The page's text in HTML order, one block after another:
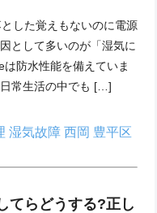
した覚えもないのに電源
として多いのが「湿気に
防水性能を備えていま
常生活の中でも […]
湿気故障 西岡 豊平区
てらどうする?正し